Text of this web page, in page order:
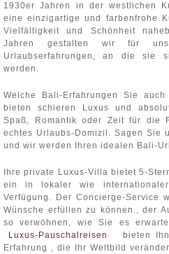
1930er Jahren in der westlichen
eine einzigartige und farbenfrohe
Vielfältigkeit und Schönheit
Jahren gestalten wir für
Urlaubserfahrungen, an die sie
werden.
Welche Bali-Erfahrungen Sie
bieten schieren Luxus und
Spaß, Romantik oder Zeit für die
echtes Urlaubs-Domizil. Sagen Sie
und wir werden Ihren idealen Bali-
Ihre private Luxus-Villa bietet 5-
ein in lokaler wie
Verfügung. Der Concierge-Service
Wünsche erfüllen zu können., der
so verwöhnen, wie Sie es
Luxus-Pauschalreisen
bieten
Erfahrung , die Ihr Weltbild